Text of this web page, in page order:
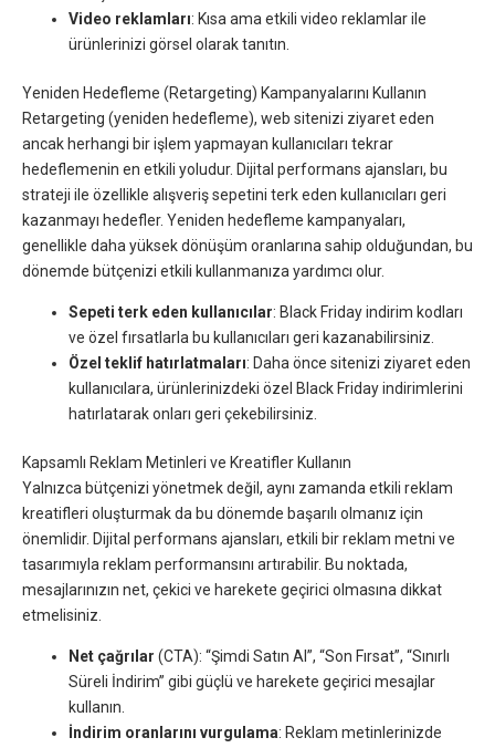
Video reklamları: Kısa ama etkili video reklamlar ile
ürünlerinizi görsel olarak tanıtın.
Yeniden Hedefleme (Retargeting) Kampanyalarını Kullanın
Retargeting (yeniden hedefleme), web sitenizi ziyaret eden
ancak herhangi bir işlem yapmayan kullanıcıları tekrar
hedeflemenin en etkili yoludur. Dijital performans ajansları, bu
strateji ile özellikle alışveriş sepetini terk eden kullanıcıları geri
kazanmayı hedefler. Yeniden hedefleme kampanyaları,
genellikle daha yüksek dönüşüm oranlarına sahip olduğundan, bu
dönemde bütçenizi etkili kullanmanıza yardımcı olur.
Sepeti terk eden kullanıcılar: Black Friday indirim kodları
ve özel fırsatlarla bu kullanıcıları geri kazanabilirsiniz.
Özel teklif hatırlatmaları: Daha önce sitenizi ziyaret eden
kullanıcılara, ürünlerinizdeki özel Black Friday indirimlerini
hatırlatarak onları geri çekebilirsiniz.
Kapsamlı Reklam Metinleri ve Kreatifler Kullanın
Yalnızca bütçenizi yönetmek değil, aynı zamanda etkili reklam
kreatifleri oluşturmak da bu dönemde başarılı olmanız için
önemlidir. Dijital performans ajansları, etkili bir reklam metni ve
tasarımıyla reklam performansını artırabilir. Bu noktada,
mesajlarınızın net, çekici ve harekete geçirici olmasına dikkat
etmelisiniz.
Net çağrılar (CTA): “Şimdi Satın Al”, “Son Fırsat”, “Sınırlı
Süreli İndirim” gibi güçlü ve harekete geçirici mesajlar
kullanın.
İndirim oranlarını vurgulama: Reklam metinlerinizde